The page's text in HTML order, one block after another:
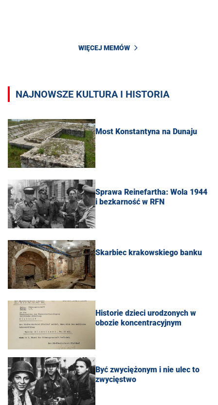
WIĘCEJ MEMÓW
NAJNOWSZE KULTURA I HISTORIA
Most Konstantyna na Dunaju
Sprawa Reinefartha: Wola 1944
i bezkarność w RFN
Skarbiec krakowskiego banku
Historie dzieci urodzonych w
obozie koncentracyjnym
Być zwyciężonym i nie ulec to
zwycięstwo